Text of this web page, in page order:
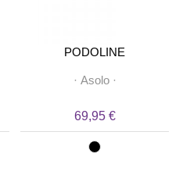
PODOLINE
· Asolo·
69,95 €